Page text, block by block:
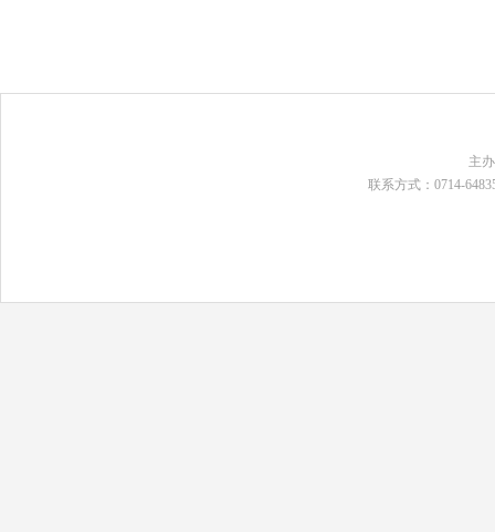
主
联系方式：0714-